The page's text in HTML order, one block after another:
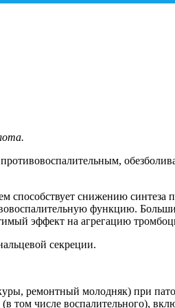
способствует снижению
функцию.
эффект на агрегацию
секреции.
ремонтный молодняк) при
числе воспалительного),